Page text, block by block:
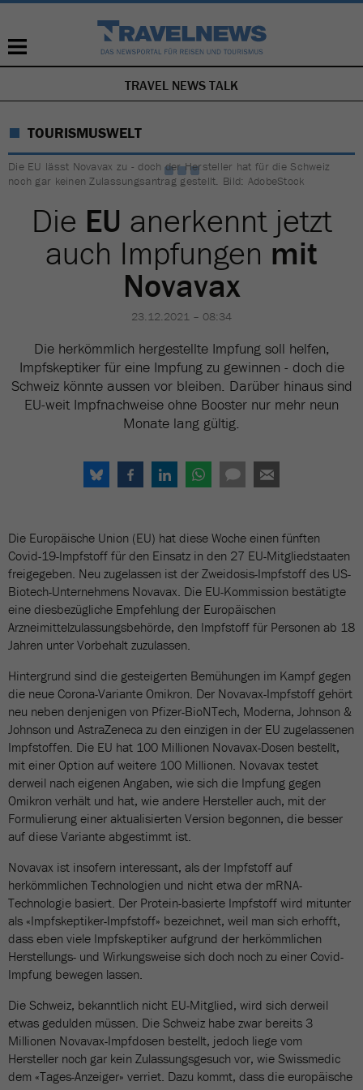
NAVIGATION
ÜBERSPRINGEN
TRAVEL NEWS TALK
TOURISMUSWELT
Die EU lässt Novavax zu - doch der Hersteller hat für die Schweiz
noch gar keinen Zulassungsantrag gestellt. Bild: AdobeStock
Die EU anerkennt jetzt
auch Impfungen mit
Novavax
23.12.2021 – 08:34
Die herkömmlich hergestellte Impfung soll helfen,
Impfskeptiker für eine Impfung zu gewinnen - doch die
Schweiz könnte aussen vor bleiben. Darüber hinaus sind
EU-weit Impfnachweise ohne Booster nur mehr neun
Monate lang gültig.
Die Europäische Union (EU) hat diese Woche einen fünften
Covid-19-Impfstoff für den Einsatz in den 27 EU-Mitgliedstaaten
freigegeben. Neu zugelassen ist der Zweidosis-Impfstoff des US-
Biotech-Unternehmens Novavax. Die EU-Kommission bestätigte
eine diesbezügliche Empfehlung der Europäischen
Arzneimittelzulassungsbehörde, den Impfstoff für Personen ab 18
Jahren unter Vorbehalt zuzulassen.
Hintergrund sind die gesteigerten Bemühungen im Kampf gegen
die neue Corona-Variante Omikron. Der Novavax-Impfstoff gehört
neu neben denjenigen von Pfizer-BioNTech, Moderna, Johnson &
Johnson und AstraZeneca zu den einzigen in der EU zugelassenen
Impfstoffen. Die EU hat 100 Millionen Novavax-Dosen bestellt,
mit einer Option auf weitere 100 Millionen. Novavax testet
derweil nach eigenen Angaben, wie sich die Impfung gegen
Omikron verhält und hat, wie andere Hersteller auch, mit der
Formulierung einer aktualisierten Version begonnen, die besser
auf diese Variante abgestimmt ist.
Novavax ist insofern interessant, als der Impfstoff auf
herkömmlichen Technologien und nicht etwa der mRNA-
Technologie basiert. Der Protein-basierte Impfstoff wird mitunter
als «Impfskeptiker-Impfstoff» bezeichnet, weil man sich erhofft,
dass eben viele Impfskeptiker aufgrund der herkömmlichen
Herstellungs- und Wirkungsweise sich doch noch zu einer Covid-
Impfung bewegen lassen.
Die Schweiz, bekanntlich nicht EU-Mitglied, wird sich derweil
etwas gedulden müssen. Die Schweiz habe zwar bereits 3
Millionen Novavax-Impfdosen bestellt, jedoch liege vom
Hersteller noch gar kein Zulassungsgesuch vor, wie Swissmedic
dem «Tages-Anzeiger» verriet. Dazu kommt, dass die europäische